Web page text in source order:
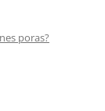
poras?